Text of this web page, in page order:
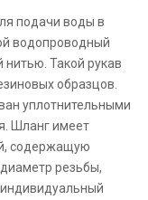
подачи воды в
водопроводный
Такой рукав
образцов.
уплотнительными
Шланг имеет
содержащую
резьбы,